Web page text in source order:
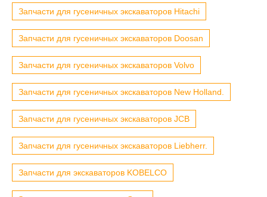
Запчасти для гусеничных экскаваторов Hitachi
Запчасти для гусеничных экскаваторов Doosan
Запчасти для гусеничных экскаваторов Volvo
Запчасти для гусеничных экскаваторов New Holland.
Запчасти для гусеничных экскаваторов JCB
Запчасти для гусеничных экскаваторов Liebherr.
Запчасти для экскаваторов KOBELCO